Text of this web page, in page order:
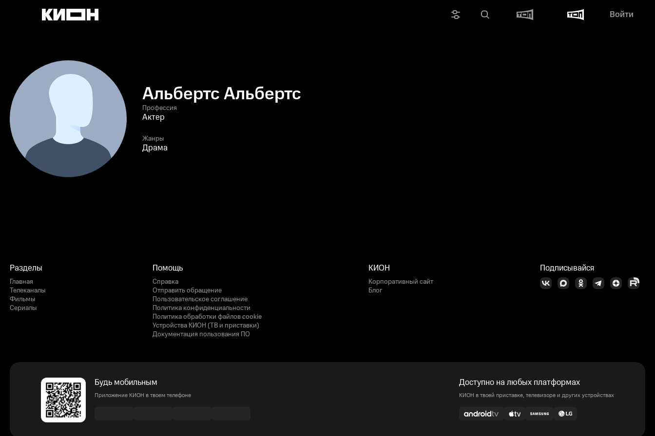
Войти
Альбертс Альбертс
Профессия
Актер
Жанры
Драма
Разделы
Главная
Телеканалы
Фильмы
Сериалы
Помощь
Справка
Отправить обращение
Пользовательское соглашение
Политика конфиденциальности
Политика обработки файлов cookie
Устройства КИОН (ТВ и приставки)
Документация пользования ПО
КИОН
Корпоративный сайт
Блог
Подписывайся
Будь мобильным
Приложение КИОН в твоем телефоне
Доступно на любых платформах
КИОН в твоей приставке, телевизоре и других устройствах